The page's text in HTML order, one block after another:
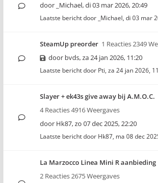
door _Michael,di 03 mar 2026, 20:49
Laatste bericht door _Michael, di 03 mar
SteamUp preorder 1 Reacties 2349
door bvds,za 24 jan 2026, 11:20
Laatste bericht door Pti, za 24 jan 2026,
Slayer + ek43s give away bij A.M.O.C.
4 Reacties 4916 Weergaves
door Hk87,zo 07 dec 2025, 22:20
Laatste bericht door Hk87, ma 08 dec
La Marzocco Linea Mini R aanbieding
2 Reacties 2675 Weergaves